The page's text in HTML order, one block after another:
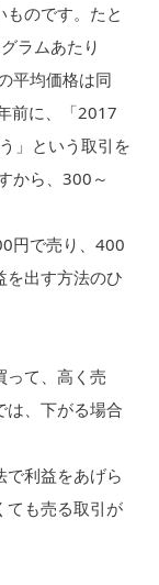
のです。たと
ラムあたり
平均価格は同
前に、「2017
」という取引を
から、300～
円で売り、400
を出す方法のひ
って、高く売
は、下がる場合
で利益をあげら
ても売る取引が